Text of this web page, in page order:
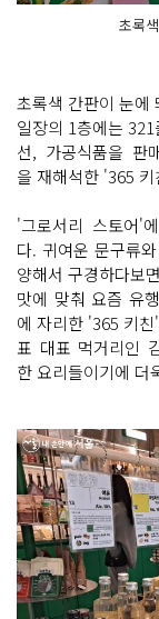
초록
초록색 간판이 눈에
일장의 1층에는
선, 가공식품을 판
을 재해석한 '365
'그로서리 스토어'
다. 귀여운 문구류
양해서 구경하다보
맛에 맞춰 요즘 유
에 자리한 '365 키
표 대표 먹거리인
한 요리들이기에 더